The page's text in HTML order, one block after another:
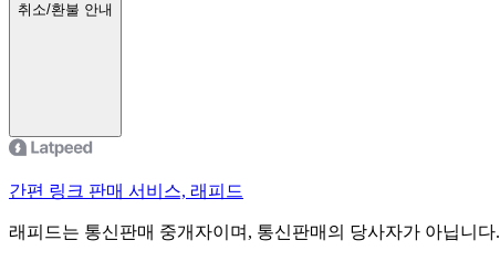
취소/환불 안내
간편 링크 판매 서비스, 래피드
래피드는 통신판매 중개자이며, 통신판매의 당사자가 아닙니다.